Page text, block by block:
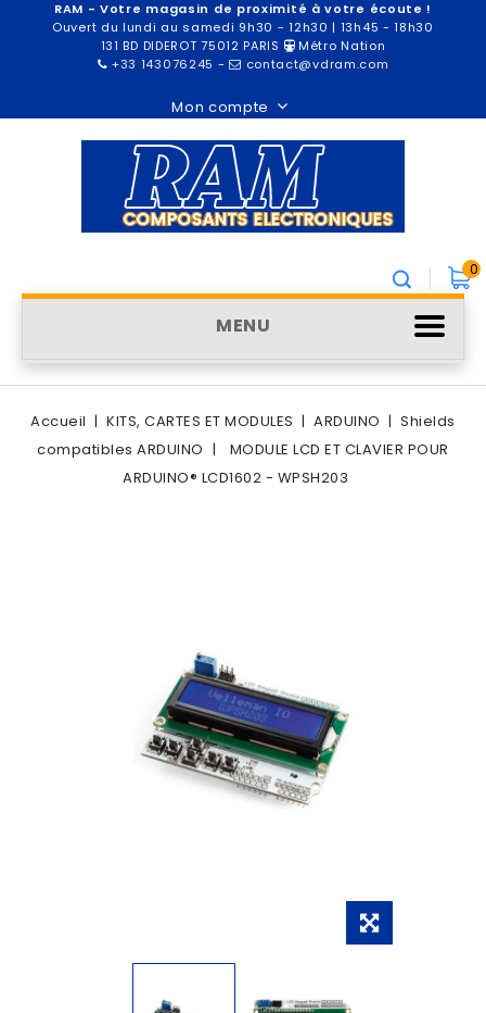
RAM - Votre magasin de proximité à votre écoute !
Ouvert du lundi au samedi 9h30 - 12h30 | 13h45 - 18h30
131 BD DIDEROT 75012 PARIS
Métro Nation
+33 143076245 - contact@vdram.com
Mon compte
0
MENU
Accueil KITS, CARTES ET MODULES ARDUINO
Shields
compatibles ARDUINO
MODULE LCD ET CLAVIER POUR
ARDUINO® LCD1602 - WPSH203